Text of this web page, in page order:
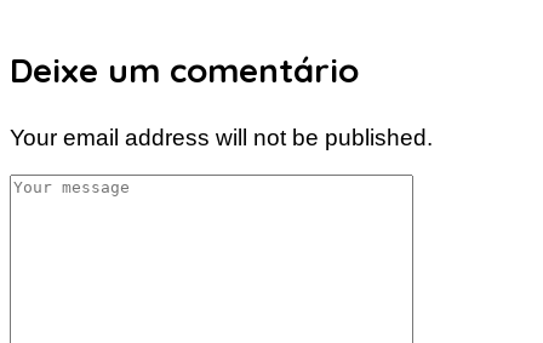
Deixe um comentário
Your email address will not be published.